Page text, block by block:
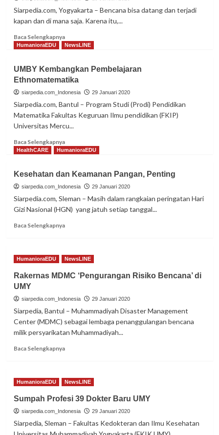
UMBY
Jalin
Kerja
Siarpedia.com, Yogyakarta – Bencana bisa datang dan terjadi
kapan dan di mana saja. Karena itu,...
Baca SelengkapnyaRead
more
Bencana
Berbasis
Riset
HumanioraEDU NewsLINE
UMBY Kembangkan Pembelajaran
Ethnomatematika
siarpedia.com_Indonesia 29 Januari 2020
Siarpedia.com, Bantul – Program Studi (Prodi) Pendidikan
Matematika Fakultas Keguruan Ilmu pendidikan (FKIP)
Universitas Mercu...
Baca SelengkapnyaRead
more
Kembangkan
Pembelajaran
Ethnomatematika
HealthCARE HumanioraEDU
Kesehatan dan Keamanan Pangan, Penting
siarpedia.com_Indonesia 29 Januari 2020
Siarpedia.com, Sleman – Masih dalam rangkaian peringatan Hari
Gizi Nasional (HGN) yang jatuh setiap tanggal...
Baca SelengkapnyaRead
dan
Pangan,
HumanioraEDU NewsLINE
Rakernas MDMC ‘Pengurangan Risiko Bencana’ di
UMY
siarpedia.com_Indonesia 29 Januari 2020
Siarpedia, Bantul – Muhammadiyah Disaster Management
Center (MDMC) sebagai lembaga penanggulangan bencana
milik persyarikatan Muhammadiyah...
Baca SelengkapnyaRead
MDMC
Risiko
Bencana’
di
HumanioraEDU NewsLINE
Sumpah Profesi 39 Dokter Baru UMY
siarpedia.com_Indonesia 29 Januari 2020
Siarpedia, Sleman – Fakultas Kedokteran dan Ilmu Kesehatan